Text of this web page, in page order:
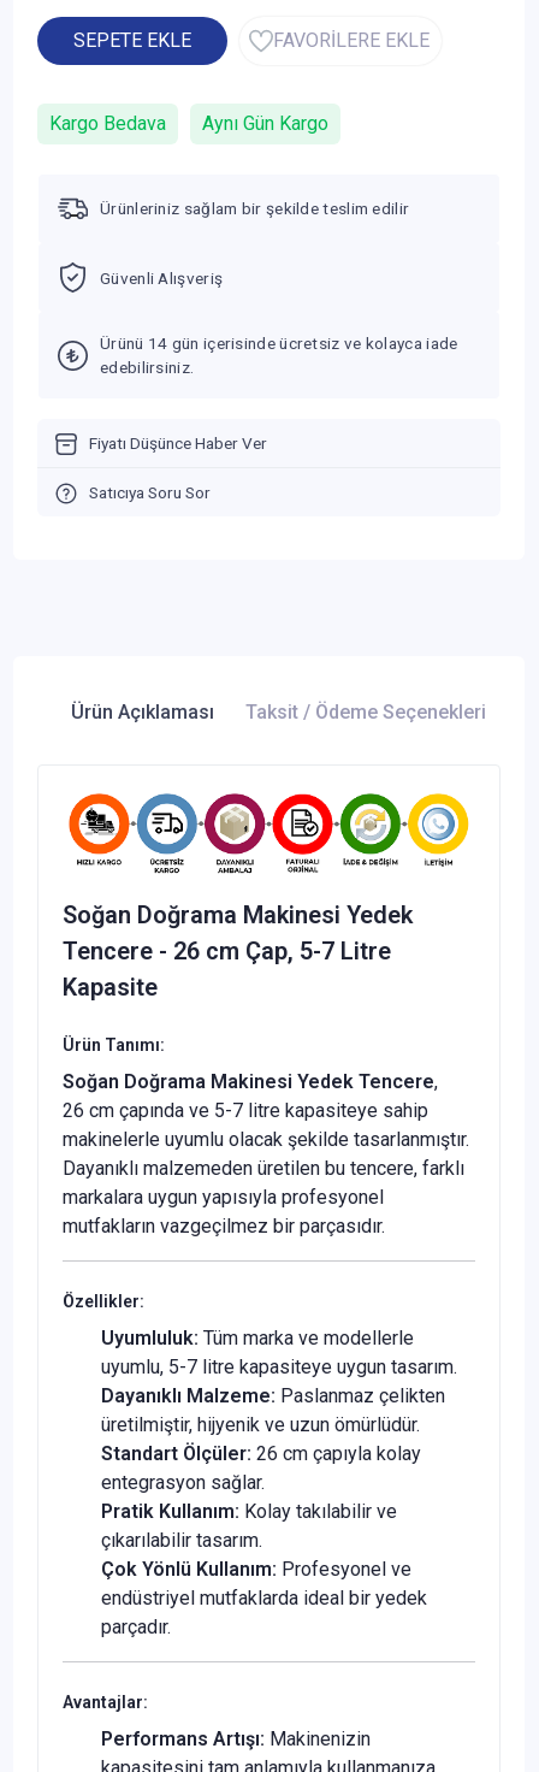
SEPETE EKLE FAVORİLERE EKLE
Kargo Bedava Aynı Gün Kargo
Ürünleriniz sağlam bir şekilde teslim edilir
Güvenli Alışveriş
Ürünü 14 gün içerisinde ücretsiz ve kolayca iade
edebilirsiniz.
Fiyatı Düşünce Haber Ver
Satıcıya Soru Sor
Ürün Açıklaması Taksit / Ödeme Seçenekleri
Soğan Doğrama Makinesi Yedek
Tencere - 26 cm Çap, 5-7 Litre
Kapasite
Ürün Tanımı:
Soğan Doğrama Makinesi Yedek Tencere,
26 cm çapında ve 5-7 litre kapasiteye sahip
makinelerle uyumlu olacak şekilde tasarlanmıştır.
Dayanıklı malzemeden üretilen bu tencere, farklı
markalara uygun yapısıyla profesyonel
mutfakların vazgeçilmez bir parçasıdır.
Özellikler:
Uyumluluk: Tüm marka ve modellerle
uyumlu, 5-7 litre kapasiteye uygun tasarım.
Dayanıklı Malzeme: Paslanmaz çelikten
üretilmiştir, hijyenik ve uzun ömürlüdür.
Standart Ölçüler: 26 cm çapıyla kolay
entegrasyon sağlar.
Pratik Kullanım: Kolay takılabilir ve
çıkarılabilir tasarım.
Çok Yönlü Kullanım: Profesyonel ve
endüstriyel mutfaklarda ideal bir yedek
parçadır.
Avantajlar:
Performans Artışı: Makinenizin